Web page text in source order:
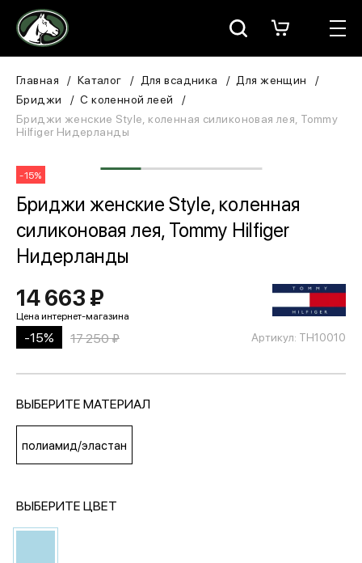
Москва
Для всадника
ЗООТОВАРЫ
Для собаки
Сувениры/Подарки
МЕДИА
ПОКУПАТЕЛЯМ
ОПЛАТА И ДОСТАВКА
Главная Каталог Для всадника
Для женщин
Бриджи
С коленной леей
Бриджи женские Style, коленная силиконовая лея, Tommy
Hilfiger Нидерланды
-15%
Бриджи женские Style, коленная
силиконовая лея, Tommy Hilfiger
Нидерланды
Артикул: TH10010
14 663 ₽
-15% 17 250 ₽
ВЫБЕРИТЕ МАТЕРИАЛ
полиамид/эластан
ВЫБЕРИТЕ ЦВЕТ